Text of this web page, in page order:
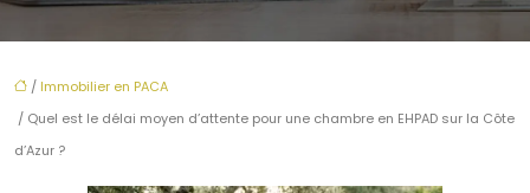
/ Immobilier en PACA
/ Quel est le délai moyen d’attente pour une chambre en EHPAD sur la Côte
d’Azur ?